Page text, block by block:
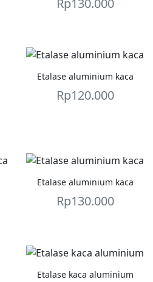
Etalase aluminium kaca
Rp120.000
Etalase aluminium kaca
Rp130.000
Etalase kaca aluminium